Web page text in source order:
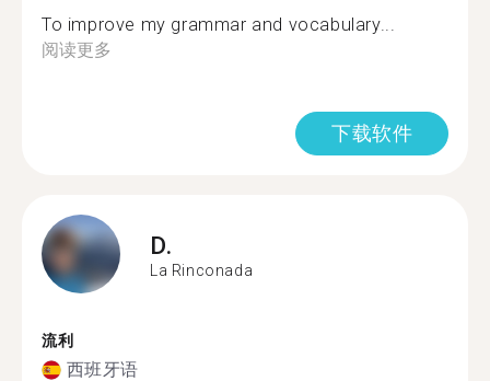
To improve my grammar and vocabulary...
阅读更多
下载软件
D.
La Rinconada
流利
西班牙语